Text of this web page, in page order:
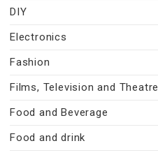
DIY
Electronics
Fashion
Films, Television and Theatre
Food and Beverage
Food and drink